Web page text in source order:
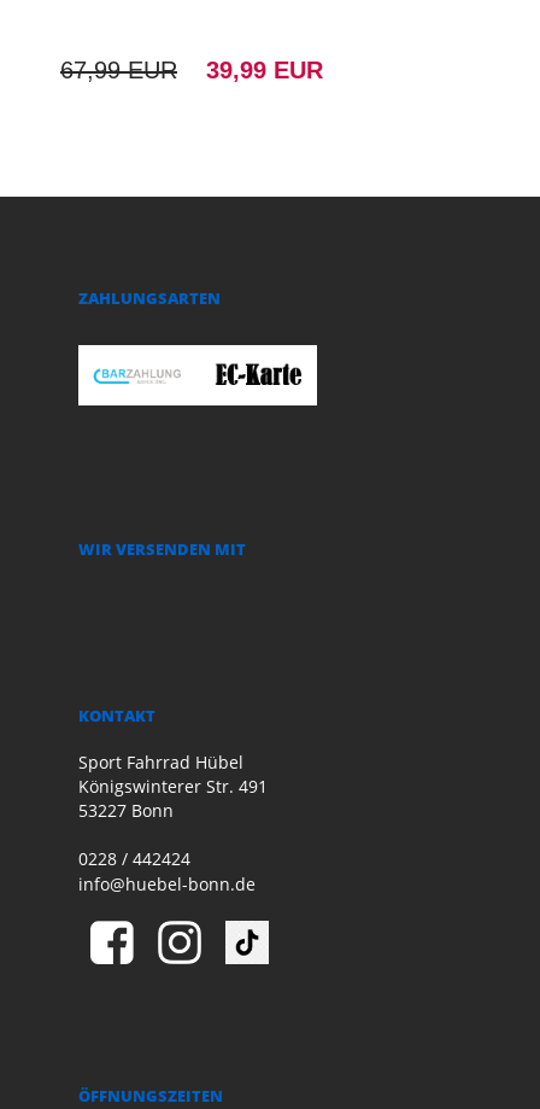
67,99 EUR 39,99 EUR
ZAHLUNGSARTEN
WIR VERSENDEN MIT
KONTAKT
Sport Fahrrad Hübel
Königswinterer Str. 491
53227 Bonn
0228 / 442424
info@huebel-bonn.de
ÖFFNUNGSZEITEN